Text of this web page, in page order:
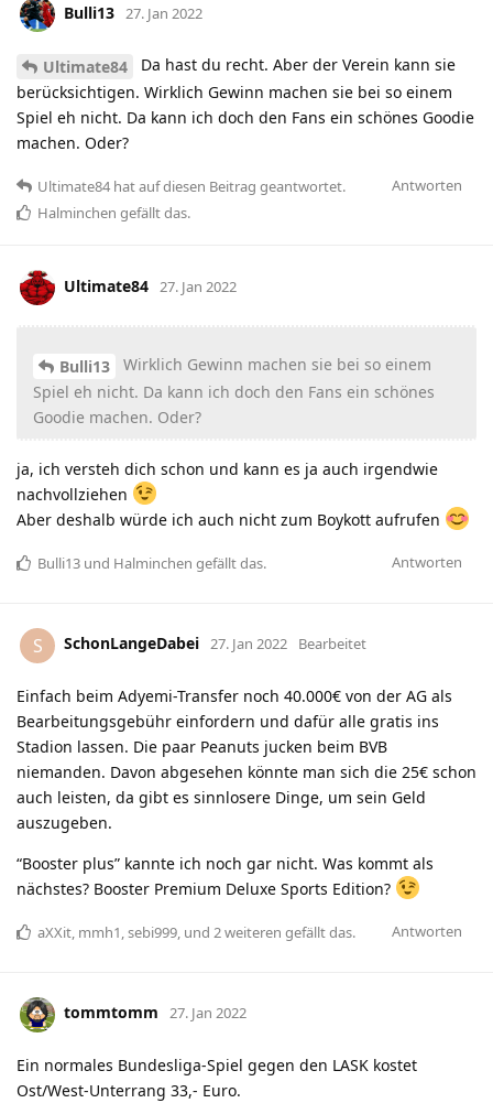
Bulli13 27. Jan 2022
Ultimate84
Da hast du recht. Aber der Verein kann sie
berücksichtigen. Wirklich Gewinn machen sie bei so einem
Spiel eh nicht. Da kann ich doch den Fans ein schönes Goodie
machen. Oder?
Antworten
Ultimate84 hatauf diesen Beitrag geantwortet.
Halminchen gefällt das.
Ultimate84 27. Jan 2022
Bulli13
Wirklich Gewinn machen sie bei so einem
Spiel eh nicht. Da kann ich doch den Fans ein schönes
Goodie machen. Oder?
ja, ich versteh dich schon und kann es ja auch irgendwie
nachvollziehen
Aber deshalb würde ich auch nicht zum Boykott aufrufen
Antworten
Bulli13 und Halminchen gefällt das.
S SchonLangeDabei 27. Jan 2022 Bearbeitet
Einfach beim Adyemi-Transfer noch 40.000€ von der AG als
Bearbeitungsgebühr einfordern und dafür alle gratis ins
Stadion lassen. Die paar Peanuts jucken beim BVB
niemanden. Davon abgesehen könnte man sich die 25€ schon
auch leisten, da gibt es sinnlosere Dinge, um sein Geld
auszugeben.
“Booster plus” kannte ich noch gar nicht. Was kommt als
nächstes? Booster Premium Deluxe Sports Edition?
Antworten
aXXit mmh1 sebi999 , und 2weiteren gefällt das.
tommtomm 27. Jan 2022
Ein normales Bundesliga-Spiel gegen den LASK kostet
Ost/West-Unterrang 33,- Euro.